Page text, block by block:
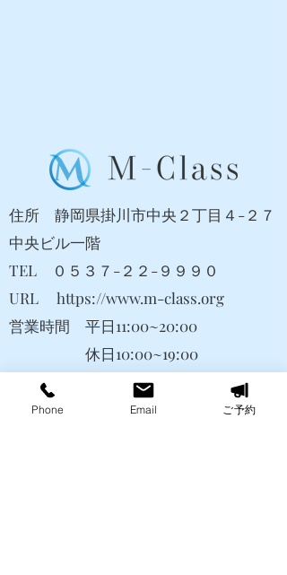
住所 静岡県掛川市中央２丁目４-２７
中央ビル一階
TEL ０５３７-２２-​９９９０
URL https://www.m-class.org
営業時間 平日11:00~20:00
休日10:00~19:00
​定休日 月曜日・第三日曜日
Phone Email ご予約